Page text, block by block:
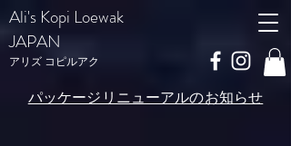
Ali's Kopi Loewak
JAPAN
​アリズ コピルアク
パッケージリニューアルのお知らせ